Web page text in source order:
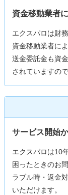
資金移動業者
エクスパロは財
資金移動業者に
送金委託金も資
されていますの
サービス開始
エクスパロは10
困ったときのお
ラブル時・返金
いただけます。